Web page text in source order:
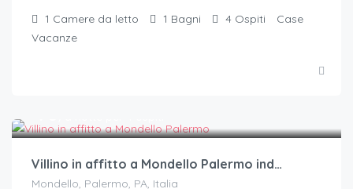
1 Camere da letto 1 Bagni 4 Ospiti
Case
Vacanze
Villino in affitto a Mondello Palermo indipendente
Mondello, Palermo, PA, Italia